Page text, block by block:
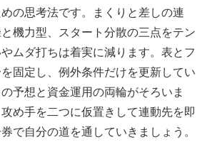
の思考法です。まくりと差しの連
機力型、スタート分散の三点をテン
ムダ打ちは着実に減ります。表とフ
固定し、例外条件だけを更新してい
予想と資金運用の両輪がそろいま
め手を二つに仮置きして連動先を即
で自分の道を通していきましょう。